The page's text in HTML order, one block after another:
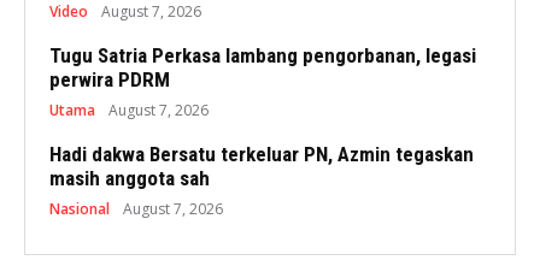
Video August 7, 2026
Tugu Satria Perkasa lambang pengorbanan, legasi
perwira PDRM
Utama August 7, 2026
Hadi dakwa Bersatu terkeluar PN, Azmin tegaskan
masih anggota sah
Nasional August 7, 2026